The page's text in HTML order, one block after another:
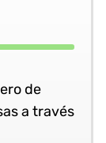
de
a través